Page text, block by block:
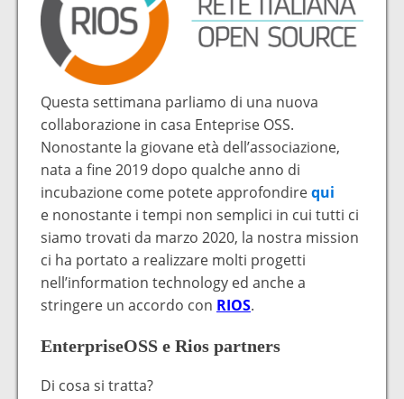
Questa settimana parliamo di una nuova
collaborazione in casa Enteprise OSS.
Nonostante la giovane età dell’associazione,
nata a fine 2019 dopo qualche anno di
incubazione come potete approfondirequi
e nonostante i tempi non semplici in cui tutti ci
siamo trovati da marzo 2020, la nostra mission
ci ha portato a realizzare molti progetti
nell’information technology ed anche a
stringere un accordo con RIOS.
EnterpriseOSS e Rios partners
Di cosa si tratta?